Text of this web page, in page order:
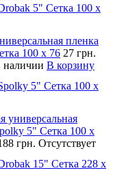
5" Сетка 100 x
пленка
100 x 76 27 грн.
наличии В корзину
5" Сетка 100 x
универсальная
5" Сетка 100 x
грн. Отсутствует
15" Сетка 228 x